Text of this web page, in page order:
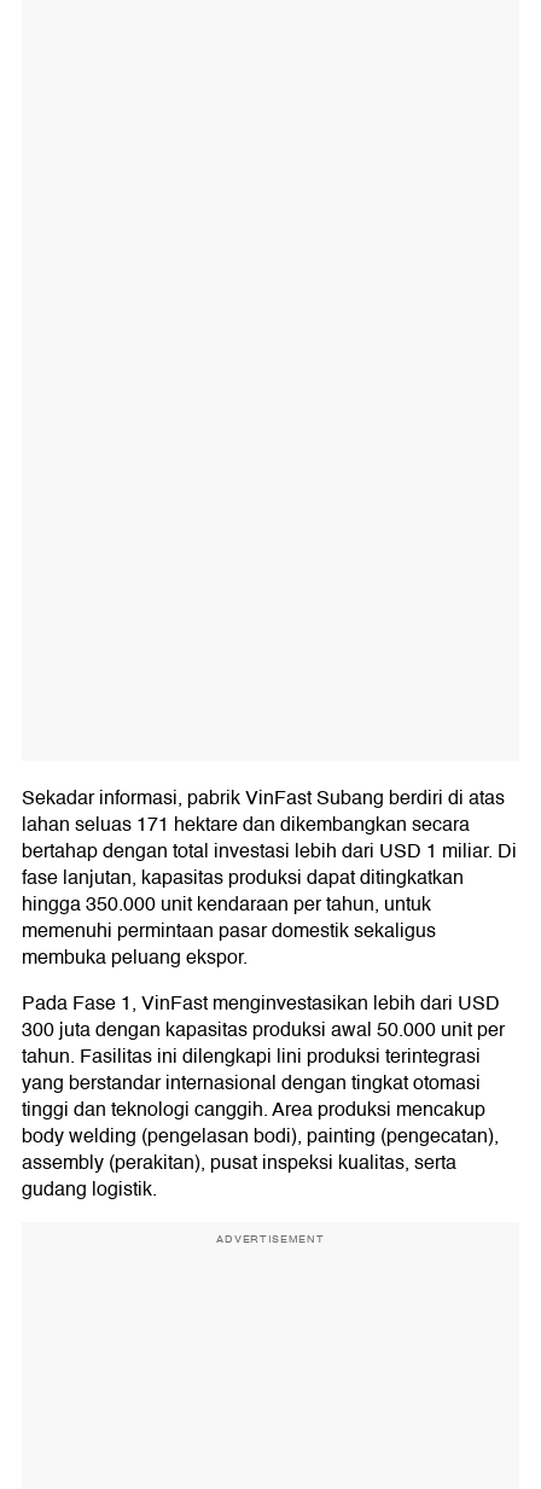
Sekadar informasi, pabrik VinFast Subang berdiri di atas
lahan seluas 171 hektare dan dikembangkan secara
bertahap dengan total investasi lebih dari USD 1 miliar. Di
fase lanjutan, kapasitas produksi dapat ditingkatkan
hingga 350.000 unit kendaraan per tahun, untuk
memenuhi permintaan pasar domestik sekaligus
membuka peluang ekspor.
Pada Fase 1, VinFast menginvestasikan lebih dari USD
300 juta dengan kapasitas produksi awal 50.000 unit per
tahun. Fasilitas ini dilengkapi lini produksi terintegrasi
yang berstandar internasional dengan tingkat otomasi
tinggi dan teknologi canggih. Area produksi mencakup
body welding (pengelasan bodi), painting (pengecatan),
assembly (perakitan), pusat inspeksi kualitas, serta
gudang logistik.
ADVERTISEMENT